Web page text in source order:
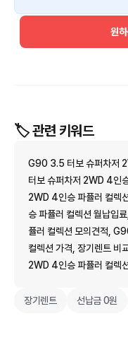
원
🏷️ 관련 키워드
G90 3.5 터보 슈퍼차저
터보 슈퍼차저 2WD 4인
2WD 4인승 파퓰러 컬렉
승 파퓰러 컬렉션 월납입
퓰러 컬렉션 모의견적,
컬렉션 가격, 장기렌트
2WD 4인승 파퓰러 컬렉
장기렌트 선납금 0원